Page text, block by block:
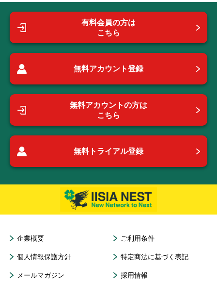
有料会員の方は
こちら
無料アカウント登録
無料アカウントの方は
こちら
無料トライアル登録
企業概要 ご利用条件
個人情報保護方針 特定商法に基づく表記
メールマガジン 採用情報